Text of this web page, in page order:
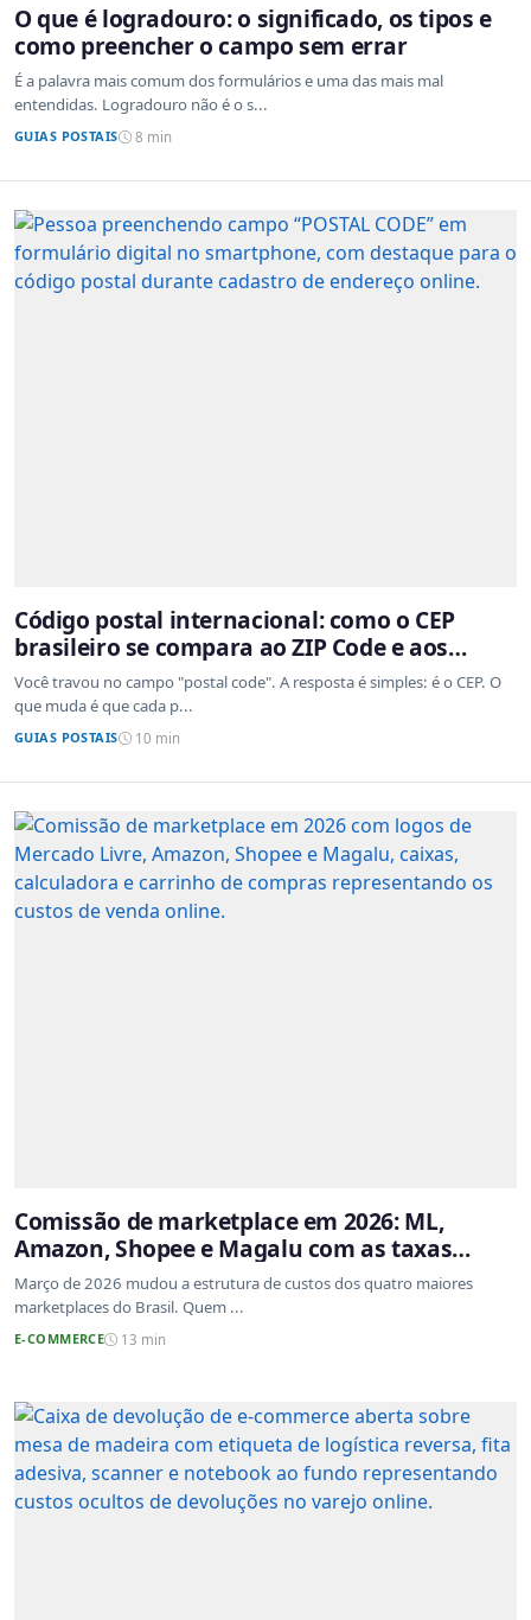
O que é logradouro: o significado, os tipos e
como preencher o campo sem errar
É a palavra mais comum dos formulários e uma das mais mal
entendidas. Logradouro não é o s...
GUIAS POSTAIS 8 min
Código postal internacional: como o CEP
brasileiro se compara ao ZIP Code e aos
sistemas de outros países
Você travou no campo "postal code". A resposta é simples: é o CEP. O
que muda é que cada p...
GUIAS POSTAIS 10 min
Comissão de marketplace em 2026: ML,
Amazon, Shopee e Magalu com as taxas
atualizadas
Março de 2026 mudou a estrutura de custos dos quatro maiores
marketplaces do Brasil. Quem ...
E-COMMERCE 13 min